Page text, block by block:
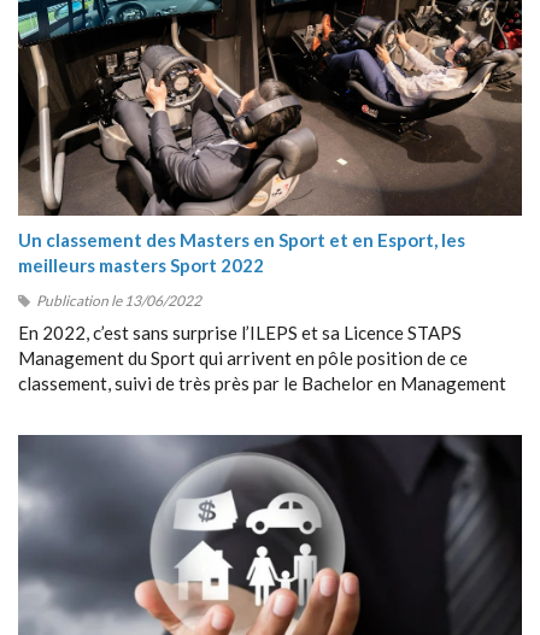
Un classement des Masters en Sport et en Esport, les
meilleurs masters Sport 2022
Publication le 13/06/2022
En 2022, c’est sans surprise l’ILEPS et sa Licence STAPS
Management du Sport qui arrivent en pôle position de ce
classement, suivi de très près par le Bachelor en Management